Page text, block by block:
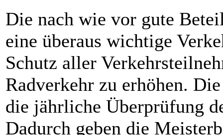
Die nach wie vor gute
eine überaus wichtige
Schutz aller
Radverkehr zu erhöhen.
die jährliche Überprüfung
Dadurch geben die